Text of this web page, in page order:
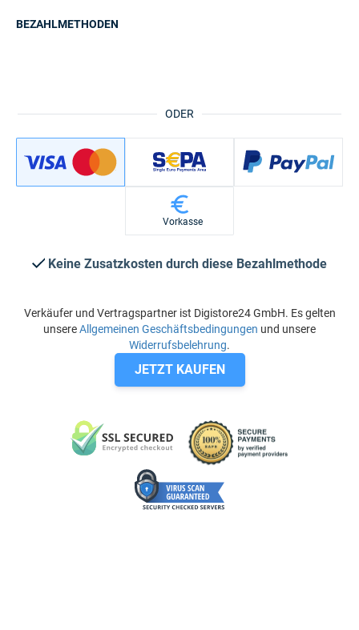
ODER
BEZAHLMETHODEN
Vorkasse
Keine Zusatzkosten durch diese Bezahlmethode
Verkäufer und Vertragspartner ist Digistore24 GmbH. Es gelten
unsereAllgemeinen Geschäftsbedingungen und unsere
Widerrufsbelehrung.
JETZT KAUFEN